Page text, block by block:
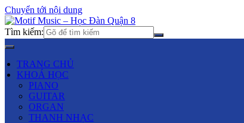
Chuyển tới nội dung
Tìm kiếm:
TRANG CHỦ
KHOÁ HỌC
PIANO
GUITAR
ORGAN
THANH NHẠC